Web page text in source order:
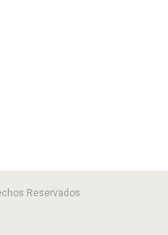
Reservados